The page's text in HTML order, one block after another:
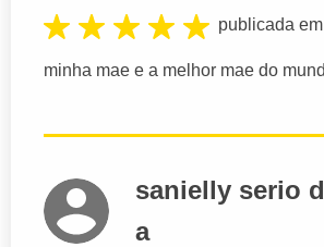
publicada
minha mae e a melhor mae do
sanielly serio
a